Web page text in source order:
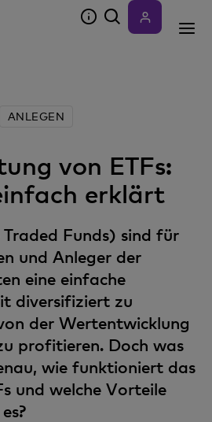
ANLEGEN
von ETFs:
erklärt
Traded Funds) sind für
und Anleger der
eine einfache
diversifiziert zu
der Wertentwicklung
profitieren. Doch was
wie funktioniert das
und welche Vorteile